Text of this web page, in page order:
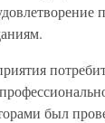
был